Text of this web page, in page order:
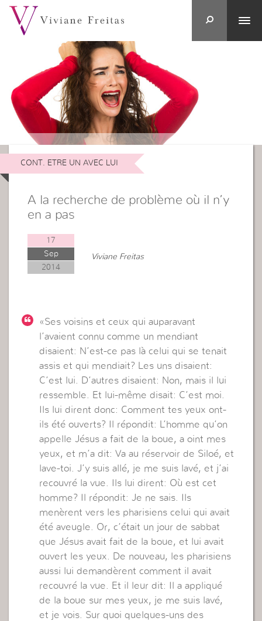
CONT. ETRE UN AVEC LUI
A la recherche de problème où il n’y
en a pas
17
Sep
2014
Viviane Freitas
«Ses voisins et ceux qui auparavant
l’avaient connu comme un mendiant
disaient: N’est-ce pas là celui qui se tenait
assis et qui mendiait? Les uns disaient:
C’est lui. D’autres disaient: Non, mais il lui
ressemble. Et lui-même disait: C’est moi.
Ils lui dirent donc: Comment tes yeux ont-
ils été ouverts? Il répondit: L’homme qu’on
appelle Jésus a fait de la boue, a oint mes
yeux, et m’a dit: Va au réservoir de Siloé, et
lave-toi. J’y suis allé, je me suis lavé, et j’ai
recouvré la vue. Ils lui dirent: Où est cet
homme? Il répondit: Je ne sais. Ils
menèrent vers les pharisiens celui qui avait
été aveugle. Or, c’était un jour de sabbat
que Jésus avait fait de la boue, et lui avait
ouvert les yeux. De nouveau, les pharisiens
aussi lui demandèrent comment il avait
recouvré la vue. Et il leur dit: Il a appliqué
de la boue sur mes yeux, je me suis lavé,
et je vois. Sur quoi quelques-uns des